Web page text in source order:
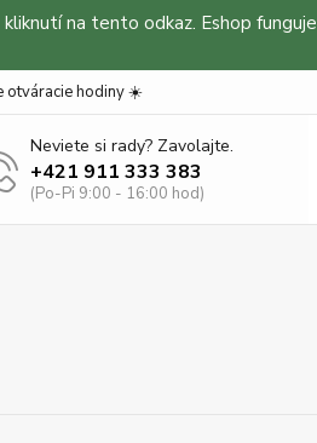
na tento odkaz. Eshop funguje
otváracie hodiny ☀️
Neviete si rady? Zavolajte.
+421 911 333 383
(Po-Pi 9:00 - 16:00 hod)